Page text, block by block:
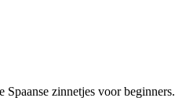
zinnetjes voor beginners.